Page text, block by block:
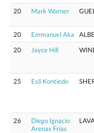
20 Mark Warner GUEL
20 Emmanuel Aka ALBE
20
Jayce Hill
25 Esli Kontiedo
26
Diego Ignacio
Arenas Frias